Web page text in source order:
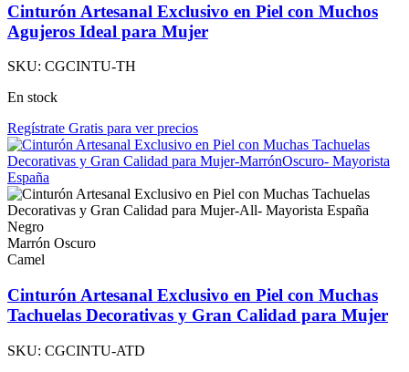
Cinturón Artesanal Exclusivo en Piel con Muchos
Agujeros Ideal para Mujer
SKU: CGCINTU-TH
En stock
Regístrate Gratis para ver precios
Negro
Marrón Oscuro
Camel
Cinturón Artesanal Exclusivo en Piel con Muchas
Tachuelas Decorativas y Gran Calidad para Mujer
SKU: CGCINTU-ATD